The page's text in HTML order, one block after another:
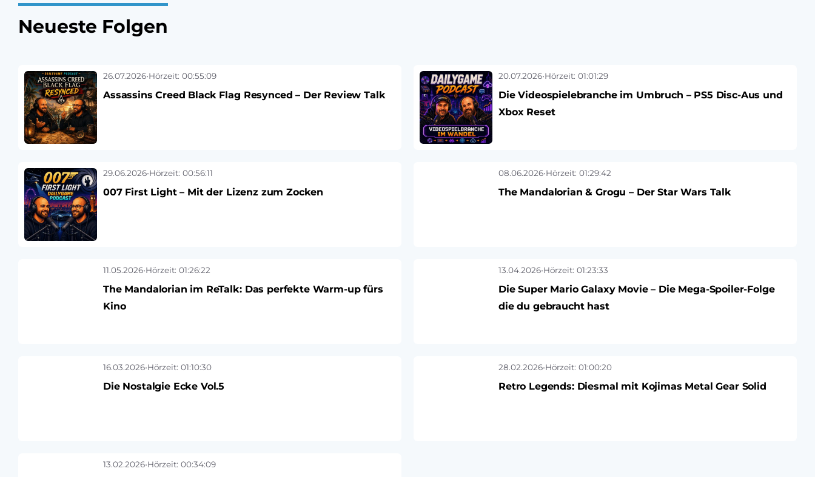
Neueste Folgen
26.07.2026•Hörzeit: 00:55:09
Assassins Creed Black Flag Resynced – Der Review Talk
20.07.2026•Hörzeit: 01:01:29
Die Videospielebranche im Umbruch – PS5 Disc-Aus und
Xbox Reset
29.06.2026•Hörzeit: 00:56:11
007 First Light – Mit der Lizenz zum Zocken
08.06.2026•Hörzeit: 01:29:42
The Mandalorian & Grogu – Der Star Wars Talk
11.05.2026•Hörzeit: 01:26:22
The Mandalorian im ReTalk: Das perfekte Warm-up fürs
Kino
13.04.2026•Hörzeit: 01:23:33
Die Super Mario Galaxy Movie – Die Mega-Spoiler-Folge
die du gebraucht hast
16.03.2026•Hörzeit: 01:10:30
Die Nostalgie Ecke Vol.5
28.02.2026•Hörzeit: 01:00:20
Retro Legends: Diesmal mit Kojimas Metal Gear Solid
13.02.2026•Hörzeit: 00:34:09